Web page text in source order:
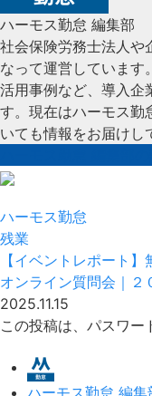
ハーモス勤怠 編集部
社会保険労務士法人や
なって運営しています
活用事例など、導入企
す。現在はハーモス勤
いても情報をお届けし
ハーモス勤怠
残業
【イベントレポート
オンライン質問会｜２
2025.11.15
この投稿は、パスワー